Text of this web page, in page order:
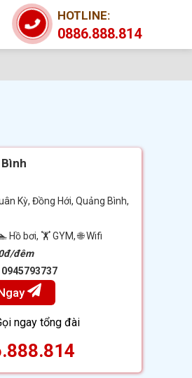
HOTLINE:
0886.888.814
Kỳ, Đồng Hới, Quảng Bình,
Hồ bơi, 🏋️ GYM, 🌐 Wifi
đêm
ngay tổng đài